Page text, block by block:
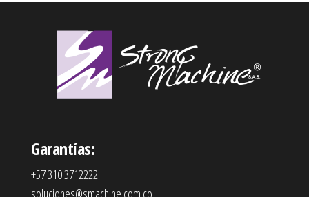
Garantías:
+57 310 3712222
soluciones@smachine.com.co